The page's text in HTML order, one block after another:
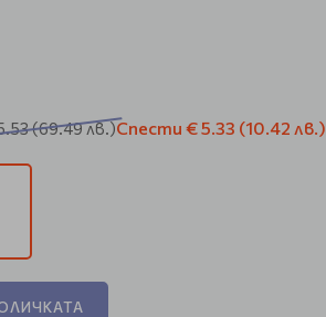
(69.49 лв.)Спести € 5.33 (10.42 лв.)